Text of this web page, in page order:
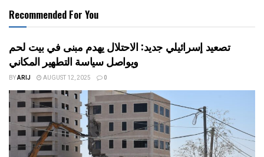
Recommended For You
تصعيد إسرائيلي جديد: الاحتلال يهدم مبنى في بيت لحم
ويواصل سياسة التطهير المكاني
BYARIJ AUGUST 12, 2025 0